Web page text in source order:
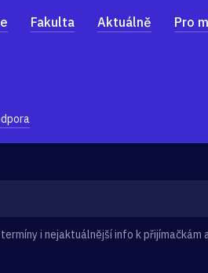
Fakulta Aktuálně
Pro
i nejaktuálnější info k přijímačkám